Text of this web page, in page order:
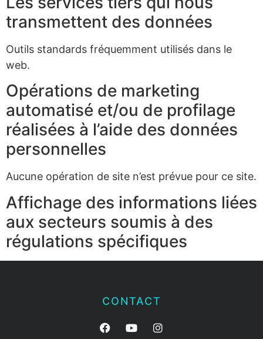
transmettent des données
Outils standards fréquemment utilisés dans le
web.
Opérations de marketing
automatisé et/ou de profilage
réalisées à l’aide des données
personnelles
Aucune opération de site n’est prévue pour ce site.
Affichage des informations liées
aux secteurs soumis à des
régulations spécifiques
CONTACT